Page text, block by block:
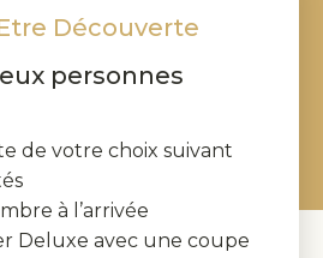
Découverte
personnes
de votre choix suivant
à l’arrivée
Deluxe avec une coupe